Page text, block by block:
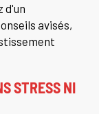
d'un
avisés,
STRESS NI